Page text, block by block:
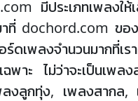
มีประเภทเพลงให้
าที่ dochord.com ขอ
ดเพลงจำนวนมากที่เร
ฉพาะ ไม่ว่าจะเป็นเพล
งลูกทุ่ง, เพลงสากล,